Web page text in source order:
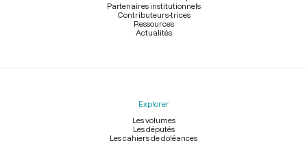
Partenaires institutionnels
Contributeurs-trices
Ressources
Actualités
Explorer
Les volumes
Les députés
Les cahiers de doléances